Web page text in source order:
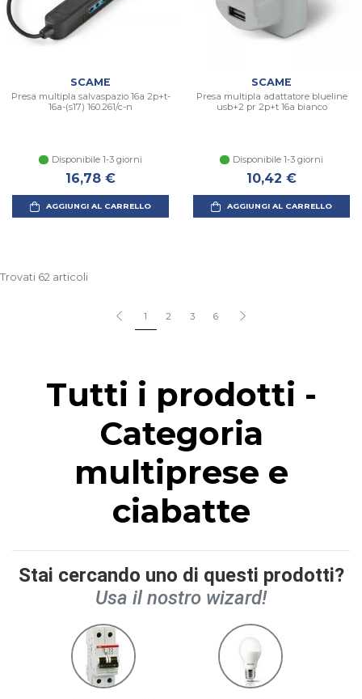
SCAME
Presa multipla salvaspazio 16a 2p+t-
16a-(s17) 160.261/c-n
Disponibile 1-3 giorni
16,78 €
AGGIUNGI AL CARRELLO
SCAME
Presa multipla adattatore blueline
usb+2 pr 2p+t 16a bianco
Disponibile 1-3 giorni
10,42 €
AGGIUNGI AL CARRELLO
Trovati 62 articoli
1 2 3 6
Tutti i prodotti -
Categoria
multiprese e
ciabatte
Stai cercando uno di questi prodotti?
Usa il nostro wizard!